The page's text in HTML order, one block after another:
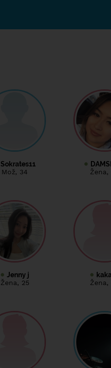
Sokrates11
Mož, 34
Žena,
Jenny j
Žena, 25
Žena,